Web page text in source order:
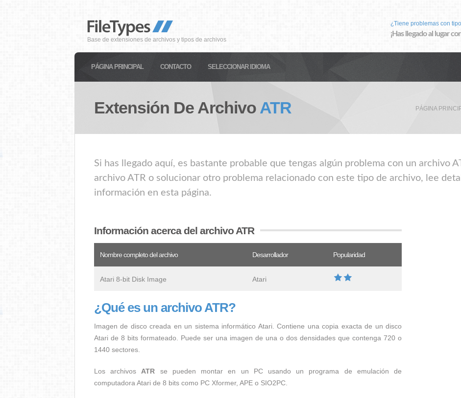
Base de extensiones de archivos y tipos de archivos
¿Tiene problemas con
¡Has llegado al lugar
PÁGINA PRINCIPAL CONTACTO SELECCIONAR IDIOMA
Extensión De Archivo ATR PÁGINA
Si has llegado aquí, es bastante probable que tengas algún problema con un archivo
archivo ATR o solucionar otro problema relacionado con este tipo de archivo, lee
información en esta página.
Información acerca del archivo ATR
Nombre completo del archivo Desarrollador Popularidad
Atari 8-bit Disk Image Atari
¿Qué es un archivo ATR?
Imagen de disco creada en un sistema informático Atari. Contiene una copia exacta de un disco
Atari de 8 bits formateado. Puede ser una imagen de una o dos densidades que contenga 720 o
1440 sectores.
Los archivos ATR se pueden montar en un PC usando un programa de emulación de
computadora Atari de 8 bits como PC Xformer, APE o SIO2PC.